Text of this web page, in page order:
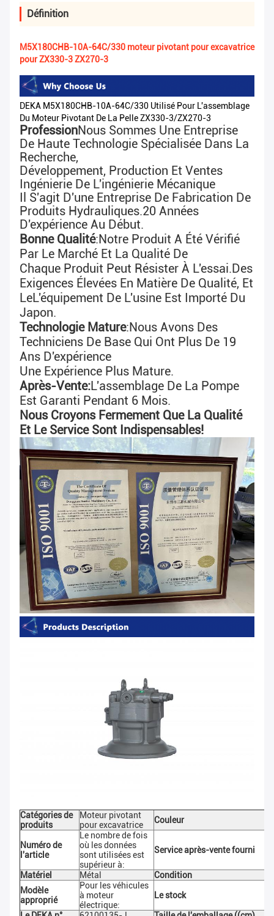
Définition
M5X180CHB-10A-64C/330 moteur pivotant pour excavatrice
pour ZX330-3 ZX270-3
DEKA M5X180CHB-10A-64C/330 Utilisé Pour L'assemblage
Du Moteur Pivotant De La Pelle ZX330-3/ZX270-3
ProfessionNous Sommes Une Entreprise
De Haute Technologie Spécialisée Dans La
Recherche,
Développement, Production Et Ventes
Ingénierie De L'ingénierie Mécanique
Il S'agit D'une Entreprise De Fabrication De
Produits Hydrauliques.20 Années
D'expérience Au Début.
Bonne Qualité:Notre Produit A Été Vérifié
Par Le Marché Et La Qualité De
Chaque Produit Peut Résister À L'essai.Des
Exigences Élevées En Matière De Qualité, Et
LeL'équipement De L'usine Est Importé Du
Japon.
Technologie Mature:Nous Avons Des
Techniciens De Base Qui Ont Plus De 19
Ans D'expérience
Une Expérience Plus Mature.
Après-Vente:L'assemblage De La Pompe
Est Garanti Pendant 6 Mois.
Nous Croyons Fermement Que La Qualité
Et Le Service Sont Indispensables!
Catégories de
produits
Moteur pivotant
pour excavatrice
Couleur
Numéro de
l'article
Le nombre de fois
où les données
sont utilisées est
supérieur à:
Service après-vente fourni
Matériel Métal
Condition
Modèle
approprié
Pour les véhicules
à moteur
électrique:
Le stock